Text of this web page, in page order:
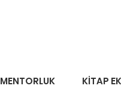
MENTORLUK KİTAP